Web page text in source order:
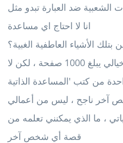
انا لا احتاج اي مساعدة
الأشياء العاطفية الغبية؟
يمكنني قراءة عمل خيالي يبلغ 1000 صفحة ، لكن لا
آخر ناجح ، ليس من أعمالي
، ما الذي يمكنني تعلمه من
قصة أي شخص آخر